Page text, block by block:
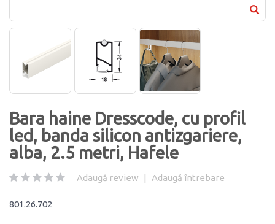
Bara haine Dresscode, cu profil
led, banda silicon antizgariere,
alba, 2.5 metri, Hafele
Adaugă review | Adaugă întrebare
801.26.702